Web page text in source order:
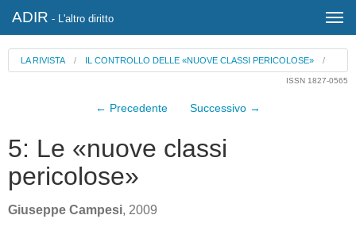
ADIR - L'altro diritto
LA RIVISTA / IL CONTROLLO DELLE «NUOVE CLASSI PERICOLOSE»/
ISSN 1827-0565
← Precedente Successivo →
5: Le «nuove classi
pericolose»
Giuseppe Campesi, 2009